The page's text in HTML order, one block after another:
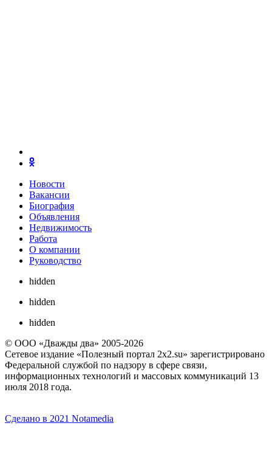
Новости
Вакансии
Биография
Объявления
Недвижимость
Работа
О компании
Руководство
hidden
hidden
hidden
© ООО «Дважды два» 2005-2026
Сетевое издание «Полезный портал 2x2.su» зарегистрировано
Федеральной службой по надзору в сфере связи,
информационных технологий и массовых коммуникаций 13
июля 2018 года.
Сделано в 2021 Notamedia